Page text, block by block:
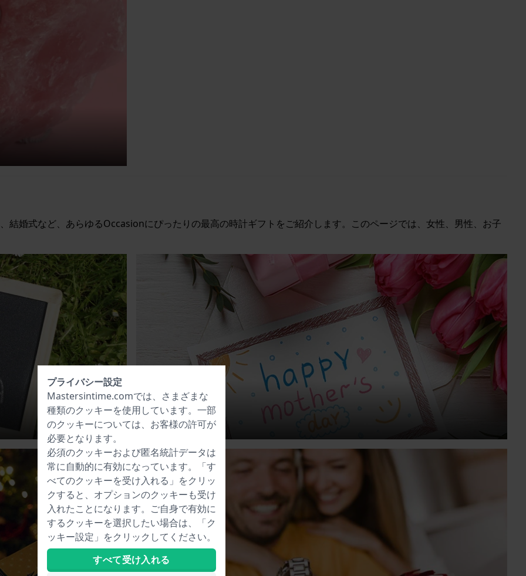
結婚式など、あらゆるOccasionにぴったりの最高の時計ギフトをご紹介します。このページでは、女性、男性、お子
母の日
プライバシー設定
Mastersintime.comでは、さまざまな
種類のクッキーを使用しています。一部
のクッキーについては、お客様の許可が
必要となります。
必須のクッキーおよび匿名統計データは
常に自動的に有効になっています。「す
べてのクッキーを受け入れる」をクリッ
クすると、オプションのクッキーも受け
入れたことになります。ご自身で有効に
するクッキーを選択したい場合は、「ク
ッキー設定」をクリックしてください。
すべて受け入れる